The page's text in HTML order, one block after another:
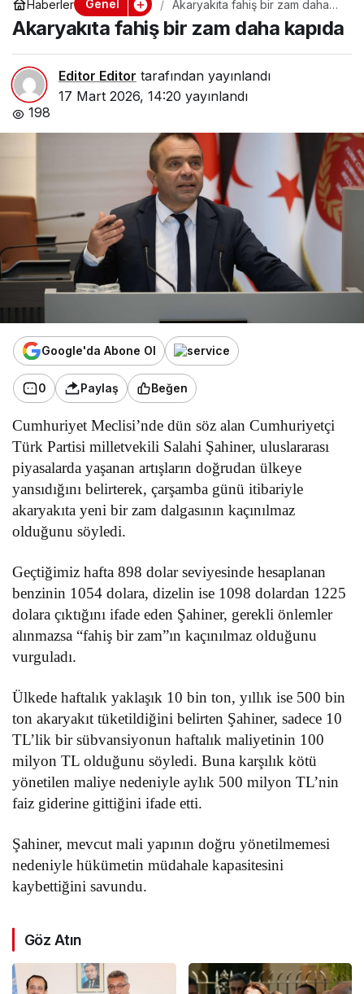
Haberler Genel
Akaryakıta fahiş bir zam daha
kapıda
Akaryakıta fahiş bir zam daha kapıda
Editor Editor tarafından yayınlandı
17 Mart 2026, 14:20 yayınlandı
198
Google'da Abone Ol
0 Paylaş Beğen
Cumhuriyet Meclisi’nde dün söz alan Cumhuriyetçi
Türk Partisi milletvekili Salahi Şahiner, uluslararası
piyasalarda yaşanan artışların doğrudan ülkeye
yansıdığını belirterek, çarşamba günü itibariyle
akaryakıta yeni bir zam dalgasının kaçınılmaz
olduğunu söyledi.
Geçtiğimiz hafta 898 dolar seviyesinde hesaplanan
benzinin 1054 dolara, dizelin ise 1098 dolardan 1225
dolara çıktığını ifade eden Şahiner, gerekli önlemler
alınmazsa “fahiş bir zam”ın kaçınılmaz olduğunu
vurguladı.
Ülkede haftalık yaklaşık 10 bin ton, yıllık ise 500 bin
ton akaryakıt tüketildiğini belirten Şahiner, sadece 10
TL’lik bir sübvansiyonun haftalık maliyetinin 100
milyon TL olduğunu söyledi. Buna karşılık kötü
yönetilen maliye nedeniyle aylık 500 milyon TL’nin
faiz giderine gittiğini ifade etti.
Şahiner, mevcut mali yapının doğru yönetilmemesi
nedeniyle hükümetin müdahale kapasitesini
kaybettiğini savundu.
Göz Atın